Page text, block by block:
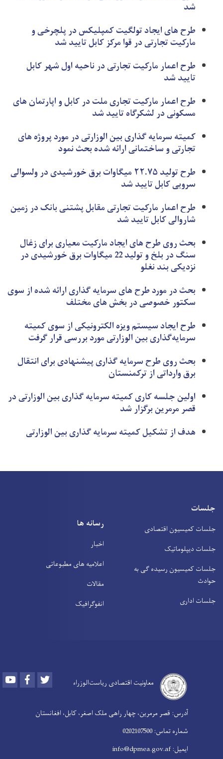
شد
طرح های ایجاد تولگیت کمپلیکس در پلچرخی و
مارکیت تجارتی در قوا مرکز کابل تایید شد
طرح اعمار مارکیت تجارتی در ناحیه اول شهر کابل
تایید شد
طرح اعمار مارکیت تجاری ملت در کابل و اپارتمان های
مسکونی در لشکرگاه تایید شد
کمیته سرمایه گذاری بین الوزارتی در مورد پروژه های
تجارتی و ساختمانی ارائه شده بحث نمود
طرح تولید ۲۲.۷۵ میگاوات برق خورشیدی در ولسوالی
سروبی کابل تایید شد
طرح اعمار مارکیت تجارتی مقابل پشتنی بانک در زمین
شاروالی کابل تایید شد
بحث روی طرح های ایجاد مارکیت معیاری برای زغال
سنگ در بلخ و تولید 22 میگاوات برق خورشیدی در
نزدیکی بند نغلو
بحث در مورد طرح های سرمایه گذاری ارائه شده از سوی
سکتور خصوصی در بخش های مختلف
طرح ایجاد سیستم ویزه الکترونیکی از سوی کمیته
سرمایه‌گذاری بین‌ الوزارتی مورد بررسی قرار گرفت
بحث روی طرح سرمایه گذاری پیشنهادی برای انتقال
برق وارداتی از ترکمنستان
اولین جلسه کاری کمیته سرمایه گذاری بین الوزارتی در
قصر مرمرین برگزار شد
هدف از تشکیل کمیته سرمایه گذاری بین الوزارتی
جلسات
جلسات کمیسیون اقتصادی
جلسات دیپلوماتیک
جلسات کمیسیون رسیده ګی به
حوادث
جلسات اداری
رسانه ها
اخبار
اعلامیه های مطبوعاتی
مقالات
انفوګرافیک
معاونیت اقتصادی ریاست‌الوزراء Youtube Facebook
آدرس: قصر مرمرین، چهار راهی ملک اصغر، کابل، افغانستان
شماره تماس: 0202107500
ایمیل: info@dpmea.gov.af